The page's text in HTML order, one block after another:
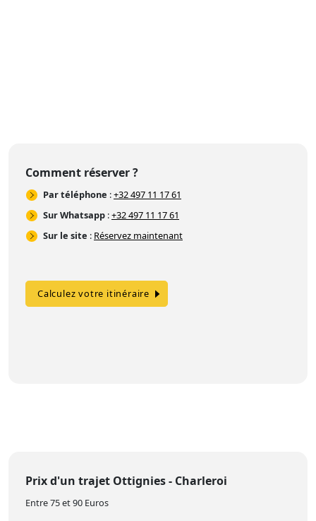
Comment réserver ?
Par téléphone :+32 497 11 17 61
Sur Whatsapp :+32 497 11 17 61
Sur le site : Réservez maintenant
Calculez votre itinéraire
Prix d'un trajet Ottignies - Charleroi
Entre 75 et 90 Euros